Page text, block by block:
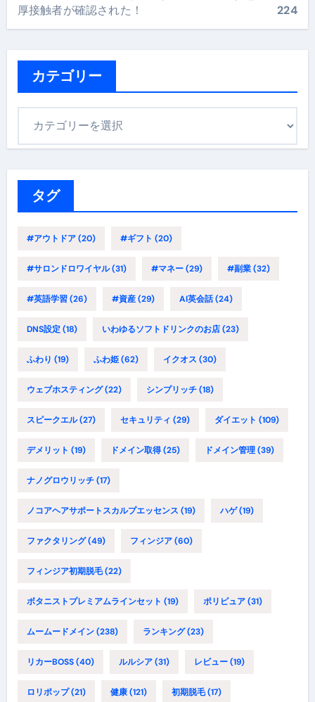
厚接触者が確認された！
224
カテゴリー
タグ
#アウトドア(20) #ギフト (20)
#サロンドロワイヤル(31) #マネー(29) #副業(32)
#英語学習(26) #資産(29) AI英会話(24)
DNS設定(18) いわゆるソフトドリンクのお店(23)
ふわり (19) ふわ姫(62) イクオス (30)
ウェブホスティング(22) シンプリッチ(18)
スピークエル(27) セキュリティ (29) ダイエット (109)
デメリット (19) ドメイン取得(25) ドメイン管理(39)
ナノグロウリッチ(17)
ノコアヘアサポートスカルプエッセンス (19) ハゲ(19)
ファクタリング(49) フィンジア(60)
フィンジア初期脱毛(22)
ボタニストプレミアムラインセット (19) ポリピュア(31)
ムームードメイン(238) ランキング(23)
リカーBOSS(40) ルルシア(31) レビュー(19)
ロリポップ(21) 健康(121) 初期脱毛(17)